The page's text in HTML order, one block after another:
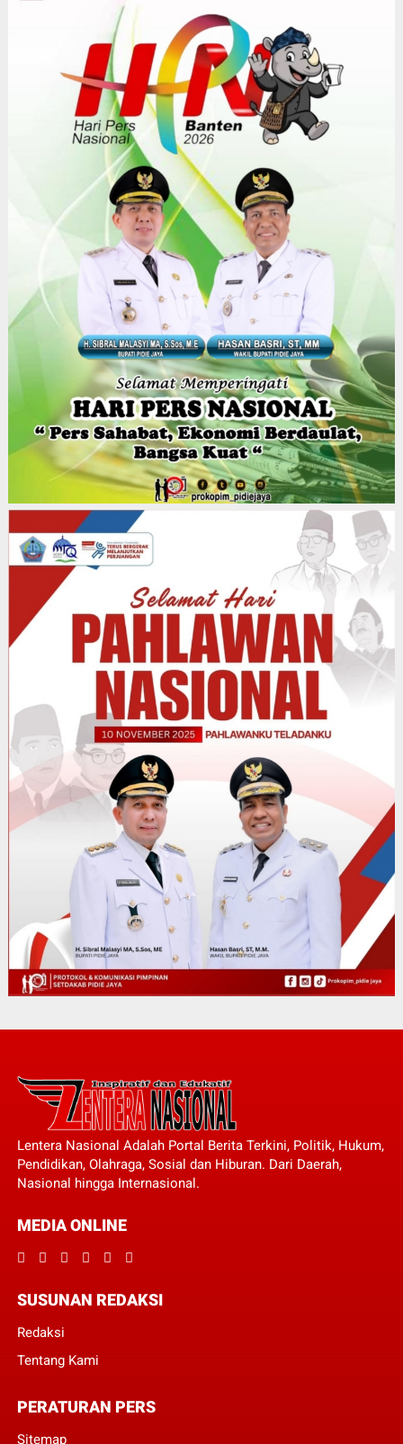
Lentera Nasional Adalah Portal Berita Terkini, Politik, Hukum,
Pendidikan, Olahraga, Sosial dan Hiburan. Dari Daerah,
Nasional hingga Internasional.
MEDIA ONLINE
SUSUNAN REDAKSI
Redaksi
Tentang Kami
PERATURAN PERS
Sitemap